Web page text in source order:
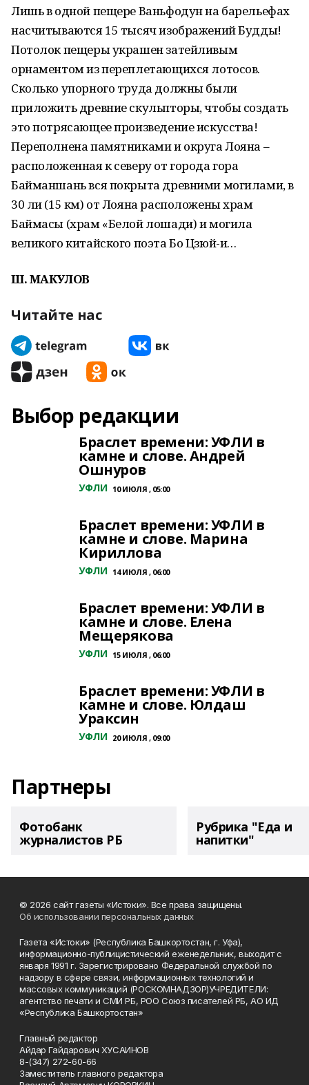
Лишь в одной пещере Ваньфодун на барельефах
насчитываются 15 тысяч изображений Будды!
Потолок пещеры украшен затейливым
орнаментом из переплетающихся лотосов.
Сколько упорного труда должны были
приложить древние скульпторы, чтобы создать
это потрясающее произведение искусства!
Переполнена памятниками и округа Лояна –
расположенная к северу от города гора
Байманшань вся покрыта древними могилами, в
30 ли (15 км) от Лояна расположены храм
Баймасы (храм «Белой лошади) и могила
великого китайского поэта Бо Цзюй-и…
Ш. МАКУЛОВ
Читайте нас
Выбор редакции
Браслет времени: УФЛИ в
камне и слове. Андрей
Ошнуров
УФЛИ 10 ИЮЛЯ , 05:00
Браслет времени: УФЛИ в
камне и слове. Марина
Кириллова
УФЛИ 14 ИЮЛЯ , 06:00
Браслет времени: УФЛИ в
камне и слове. Елена
Мещерякова
УФЛИ 15 ИЮЛЯ , 06:00
Браслет времени: УФЛИ в
камне и слове. Юлдаш
Ураксин
УФЛИ 20 ИЮЛЯ , 09:00
Партнеры
Фотобанк
журналистов РБ
Рубрика "Еда и
напитки"
© 2026 сайт газеты «Истоки». Все права защищены.
Об использовании персональных данных
Газета «Истоки» (Республика Башкортостан, г. Уфа),
информационно-публицистический еженедельник, выходит с
января 1991 г. Зарегистрировано Федеральной службой по
надзору в сфере связи, информационных технологий и
массовых коммуникаций (РОСКОМНАДЗОР)УЧРЕДИТЕЛИ:
агентство печати и СМИ РБ, РОО Союз писателей РБ, АО ИД
«Республика Башкортостан»
Главный редактор
Айдар Гайдарович ХУСАИНОВ
8-(347) 272-60-66
Заместитель главного редактора